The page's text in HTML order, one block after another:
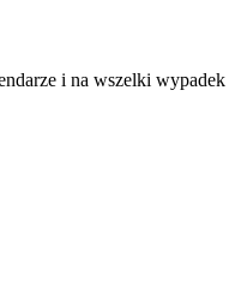
i na wszelki